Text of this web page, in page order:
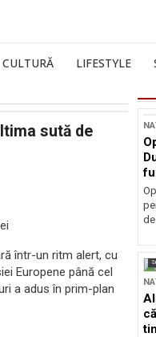
CULTURĂ LIFESTYLE
sută de
într-un ritm alert, cu
Europene până cel
a adus în prim-plan
la